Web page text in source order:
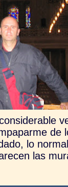
de
lo
las